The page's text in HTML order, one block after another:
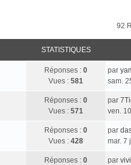
92
STATISTIQUES
Réponses : 0
Vues : 581
par
sam.
Réponses : 0
Vues : 571
par
ven.
Réponses : 0
Vues : 428
par
mar. 7
Réponses : 0
par